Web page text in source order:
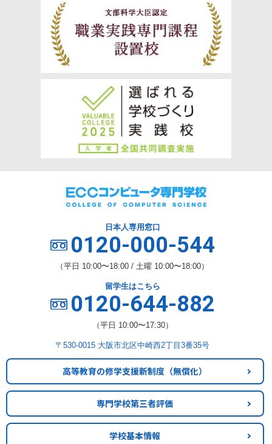
日本人専用窓口
0120-000-544
（平日 10:00〜18:00 / 土曜 10:00〜18:00）
留学生はこちら
0120-644-882
（平日 10:00〜17:30）
〒530-0015 大阪市北区中崎西2丁目3番35号
高等教育の修学支援新制度 （無償化）
専門学校第三者評価
学校基本情報